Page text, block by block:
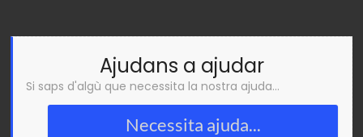
Ajudans a ajudar
Si saps d'algù que necessita la nostra ajuda...
Necessita ajuda...